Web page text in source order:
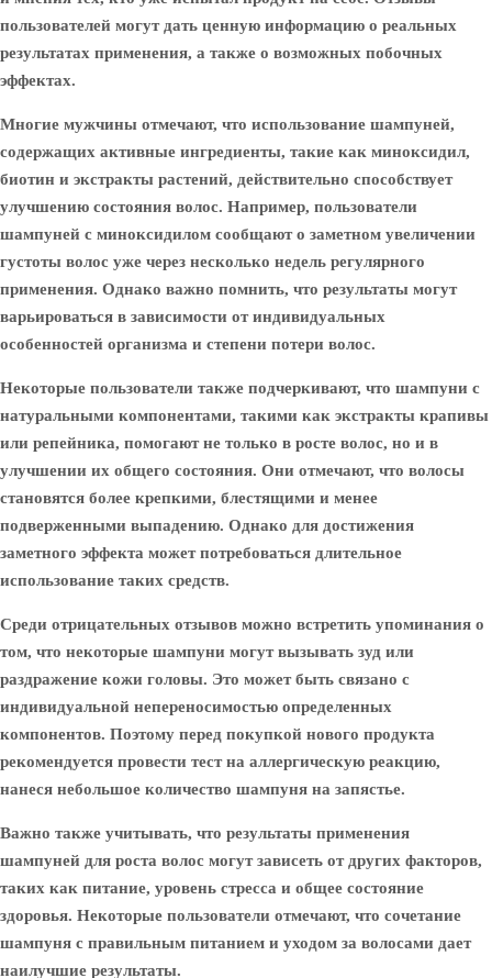
пользователей могут дать ценную информацию о реальных
результатах применения, а также о возможных побочных
эффектах.
Многие мужчины отмечают, что использование шампуней,
содержащих активные ингредиенты, такие как миноксидил,
биотин и экстракты растений, действительно способствует
улучшению состояния волос. Например, пользователи
шампуней с миноксидилом сообщают о заметном увеличении
густоты волос уже через несколько недель регулярного
применения. Однако важно помнить, что результаты могут
варьироваться в зависимости от индивидуальных
особенностей организма и степени потери волос.
Некоторые пользователи также подчеркивают, что шампуни с
натуральными компонентами, такими как экстракты крапивы
или репейника, помогают не только в росте волос, но и в
улучшении их общего состояния. Они отмечают, что волосы
становятся более крепкими, блестящими и менее
подверженными выпадению. Однако для достижения
заметного эффекта может потребоваться длительное
использование таких средств.
Среди отрицательных отзывов можно встретить упоминания о
том, что некоторые шампуни могут вызывать зуд или
раздражение кожи головы. Это может быть связано с
индивидуальной непереносимостью определенных
компонентов. Поэтому перед покупкой нового продукта
рекомендуется провести тест на аллергическую реакцию,
нанеся небольшое количество шампуня на запястье.
Важно также учитывать, что результаты применения
шампуней для роста волос могут зависеть от других факторов,
таких как питание, уровень стресса и общее состояние
здоровья. Некоторые пользователи отмечают, что сочетание
шампуня с правильным питанием и уходом за волосами дает
наилучшие результаты.